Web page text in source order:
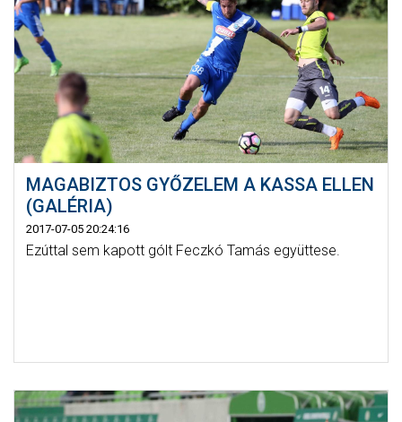
MAGABIZTOS GYŐZELEM A KASSA ELLEN
(GALÉRIA)
2017-07-05 20:24:16
Ezúttal sem kapott gólt Feczkó Tamás együttese.